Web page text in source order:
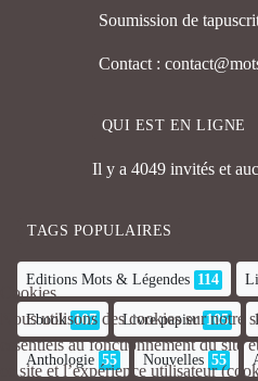
Soumission de
Contact :
QUI EST EN LIGNE
Il y a 4049 invités et
TAGS POPULAIRES
Editions Mots & Légendes 114
Ebook 107 Livre papier 105
Anthologie 55 Nouvelles 55
Cookies
Nous utilisons des cookies sur notre
essentiels au fonctionnement du site
ce site et l’expérience utilisateur